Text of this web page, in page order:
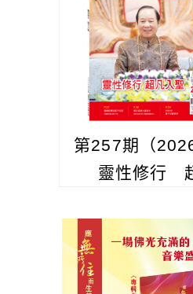
第257期（
靈性修行